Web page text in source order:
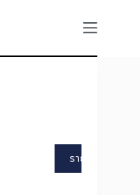
รายละเอียด